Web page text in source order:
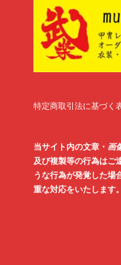
特定商取引法に基づく
当サイト内の文章・ 画
及び複製等の行為はご
うな行為が発覚した場
重な対応をいたします。